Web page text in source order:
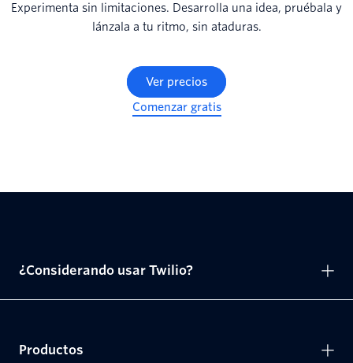
Experimenta sin limitaciones. Desarrolla una idea, pruébala y
lánzala a tu ritmo, sin ataduras.
Ver precios
Comenzar gratis
¿Considerando usar Twilio?
Productos